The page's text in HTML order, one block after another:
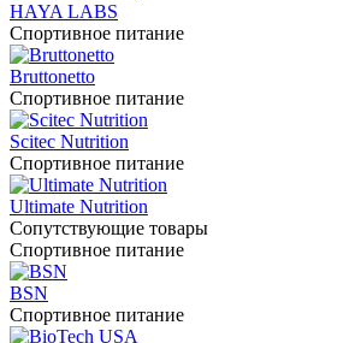
HAYA LABS
Спортивное питание
Bruttonetto
Спортивное питание
Scitec Nutrition
Спортивное питание
Ultimate Nutrition
Сопутствующие товары
Спортивное питание
BSN
Спортивное питание